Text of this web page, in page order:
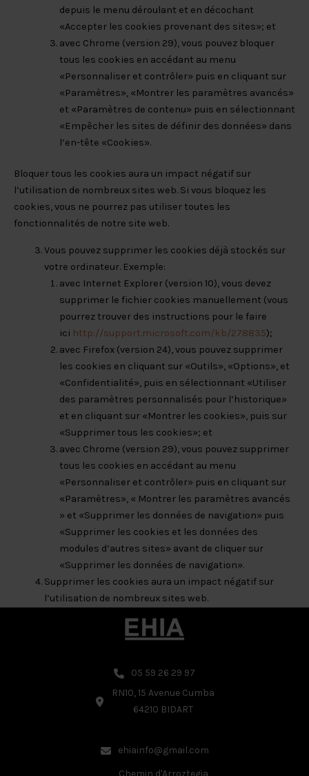
depuis le menu déroulant et en décochant
«Accepter les cookies provenant des sites»; et
avec Chrome (version 29), vous pouvez bloquer
tous les cookies en accédant au menu
«Personnaliser et contrôler» puis en cliquant sur
«Paramètres», «Montrer les paramètres avancés»
et «Paramètres de contenu» puis en sélectionnant
«Empêcher les sites de définir des données» dans
l’en-tête «Cookies».
Bloquer tous les cookies aura un impact négatif sur
l’utilisation de nombreux sites web. Si vous bloquez les
cookies, vous ne pourrez pas utiliser toutes les
fonctionnalités de notre site web.
Vous pouvez supprimer les cookies déjà stockés sur
votre ordinateur. Exemple:
avec Internet Explorer (version 10), vous devez
supprimer le fichier cookies manuellement (vous
pourrez trouver des instructions pour le faire
ici http://support.microsoft.com/kb/278835);
avec Firefox (version 24), vous pouvez supprimer
les cookies en cliquant sur «Outils», «Options», et
«Confidentialité», puis en sélectionnant «Utiliser
des paramètres personnalisés pour l’historique»
et en cliquant sur «Montrer les cookies», puis sur
«Supprimer tous les cookies»; et
avec Chrome (version 29), vous pouvez supprimer
tous les cookies en accédant au menu
«Personnaliser et contrôler» puis en cliquant sur
«Paramètres», « Montrer les paramètres avancés
» et «Supprimer les données de navigation» puis
«Supprimer les cookies et les données des
modules d’autres sites» avant de cliquer sur
«Supprimer les données de navigation».
Supprimer les cookies aura un impact négatif sur
l’utilisation de nombreux sites web.
05 59 26 29 97
RN10, 15 Avenue Cumba
64210 BIDART
ehiainfo@gmail.com
Chemin d'Arroztegia